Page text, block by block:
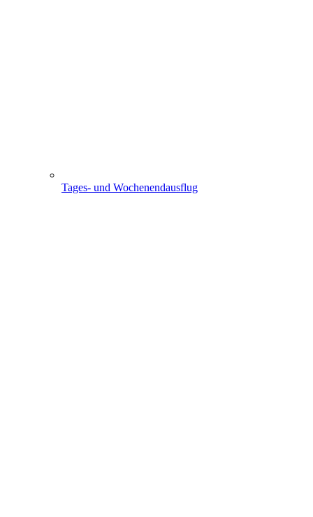
Tages- und Wochenendausflug